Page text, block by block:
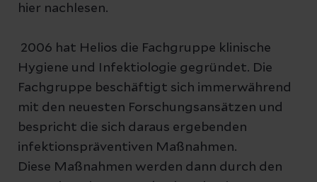
hier nachlesen.
2006 hat Helios die Fachgruppe klinische
Hygiene und Infektiologie gegründet. Die
Fachgruppe beschäftigt sich immerwährend
mit den neuesten Forschungsansätzen und
bespricht die sich daraus ergebenden
infektionspräventiven Maßnahmen.
Diese Maßnahmen werden dann durch den